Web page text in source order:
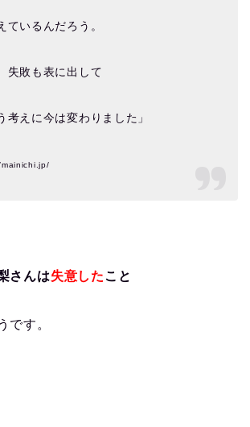
ているんだろう。
失敗も表に出して
考えに今は変わりました」
mainichi.jp/
さんは失意した こと
です。